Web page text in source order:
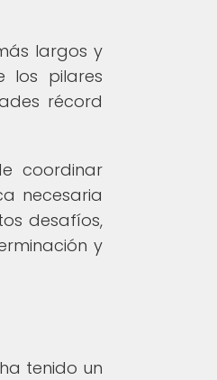
largos y
los pilares
récord
coordinar
necesaria
desafíos,
y
tenido un